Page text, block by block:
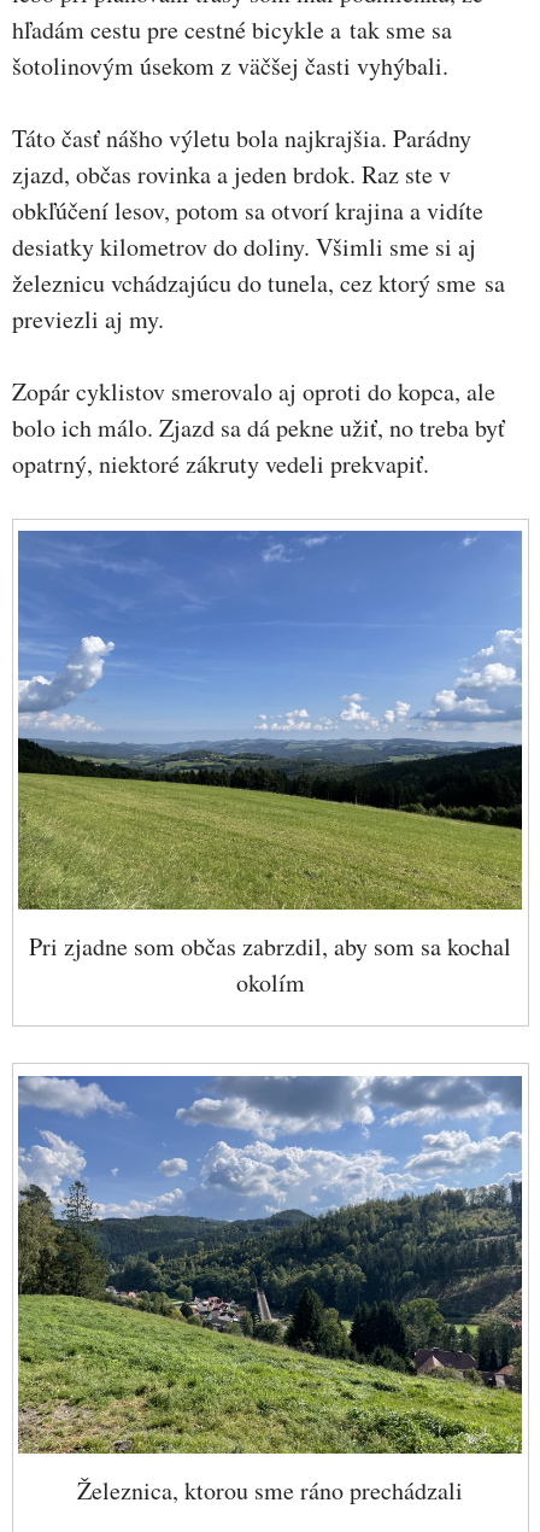
hľadám cestu pre cestné bicykle a tak sme sa
šotolinovým úsekom z väčšej časti vyhýbali.
Táto časť nášho výletu bola najkrajšia. Parádny
zjazd, občas rovinka a jeden brdok. Raz ste v
obkľúčení lesov, potom sa otvorí krajina a vidíte
desiatky kilometrov do doliny. Všimli sme si aj
železnicu vchádzajúcu do tunela, cez ktorý sme sa
previezli aj my.
Zopár cyklistov smerovalo aj oproti do kopca, ale
bolo ich málo. Zjazd sa dá pekne užiť, no treba byť
opatrný, niektoré zákruty vedeli prekvapiť.
Pri zjadne som občas zabrzdil, aby som sa kochal
okolím
Železnica, ktorou sme ráno prechádzali